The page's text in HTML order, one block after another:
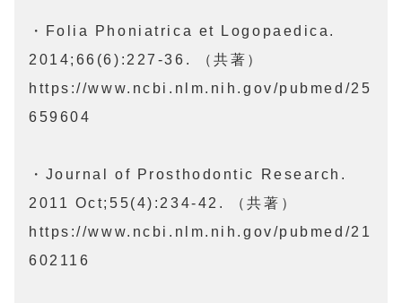
・Folia Phoniatrica et Logopaedica.
2014;66(6):227-36. （共著）
https://www.ncbi.nlm.nih.gov/pubmed/25
659604
・Journal of Prosthodontic Research.
2011 Oct;55(4):234-42. （共著）
https://www.ncbi.nlm.nih.gov/pubmed/21
602116